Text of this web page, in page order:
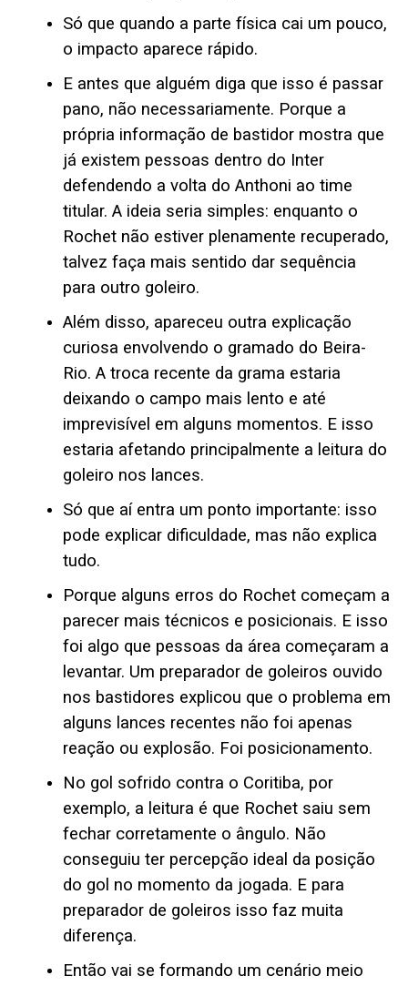
Só que quando a parte física cai um pouco,
o impacto aparece rápido.
E antes que alguém diga que isso é passar
pano, não necessariamente. Porque a
própria informação de bastidor mostra que
já existem pessoas dentro do Inter
defendendo a volta do Anthoni ao time
titular. A ideia seria simples: enquanto o
Rochet não estiver plenamente recuperado,
talvez faça mais sentido dar sequência
para outro goleiro.
Além disso, apareceu outra explicação
curiosa envolvendo o gramado do Beira-
Rio. A troca recente da grama estaria
deixando o campo mais lento e até
imprevisível em alguns momentos. E isso
estaria afetando principalmente a leitura do
goleiro nos lances.
Só que aí entra um ponto importante: isso
pode explicar dificuldade, mas não explica
tudo.
Porque alguns erros do Rochet começam a
parecer mais técnicos e posicionais. E isso
foi algo que pessoas da área começaram a
levantar. Um preparador de goleiros ouvido
nos bastidores explicou que o problema em
alguns lances recentes não foi apenas
reação ou explosão. Foi posicionamento.
No gol sofrido contra o Coritiba, por
exemplo, a leitura é que Rochet saiu sem
fechar corretamente o ângulo. Não
conseguiu ter percepção ideal da posição
do gol no momento da jogada. E para
preparador de goleiros isso faz muita
diferença.
Então vai se formando um cenário meio